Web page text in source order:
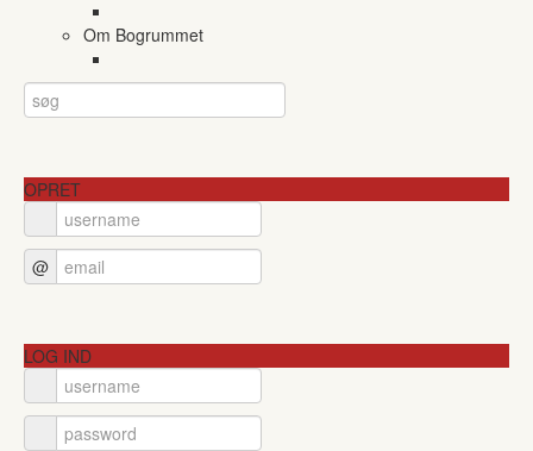
Om Bogrummet
OPRET
@
LOG IND